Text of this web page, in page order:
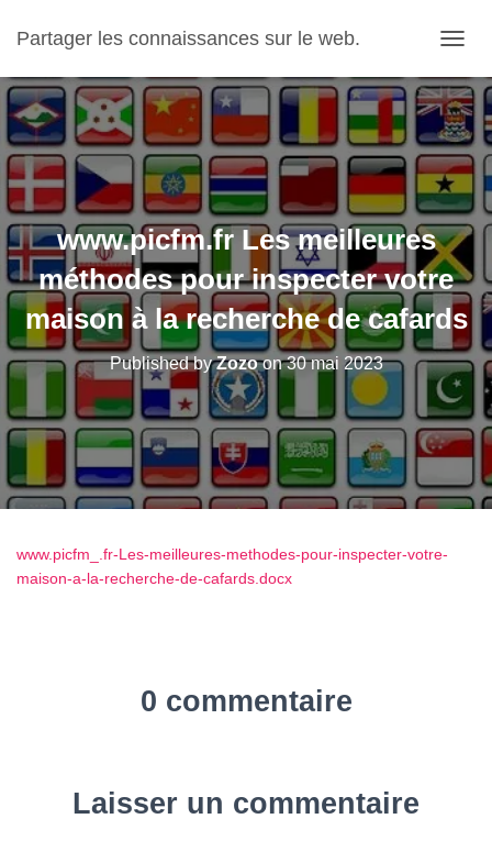
Partager les connaissances sur le web.
www.picfm.fr Les meilleures
méthodes pour inspecter votre
maison à la recherche de cafards
Published byZozoon30 mai 2023
www.picfm_.fr-Les-meilleures-methodes-pour-inspecter-votre-
maison-a-la-recherche-de-cafards.docx
0 commentaire
Laisser un commentaire